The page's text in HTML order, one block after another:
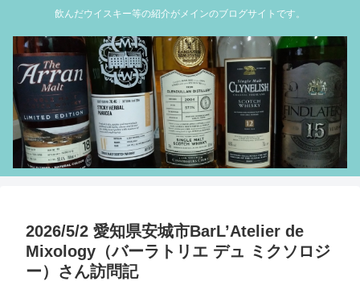
飲んだウイスキー等の紹介がメインのブログサイトです。
2026/5/2 愛知県安城市BarL’Atelier de
Mixology（バーラトリエ デュ ミクソロジ
ー）さん訪問記